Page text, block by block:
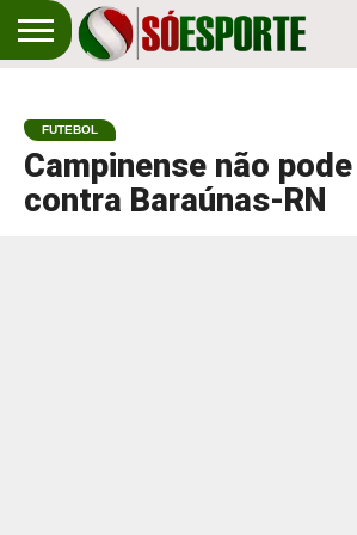
EM
PRIMEIRO
ESPORTE
FUTEBOL
Campinense não
contra Baraúnas-RN